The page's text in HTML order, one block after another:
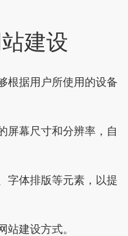
建设
根据用户所使用的设备
屏幕尺寸和分辨率，自
字体排版等元素，以提
站建设方式。